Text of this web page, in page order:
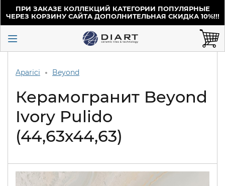
ПРИ ЗАКАЗЕ КОЛЛЕКЦИЙ КАТЕГОРИИ ПОПУЛЯРНЫЕ
ЧЕРЕЗ КОРЗИНУ САЙТА ДОПОЛНИТЕЛЬНАЯ СКИДКА 10%!!!
Aparici Beyond
Керамогранит Beyond
Ivory Pulido
(44,63х44,63)